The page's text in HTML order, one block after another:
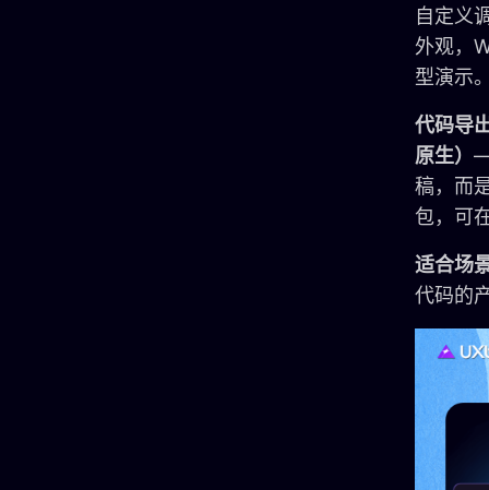
自定义
外观，
型演示
代码导
原生）
稿，而
包，可
适合场
代码的